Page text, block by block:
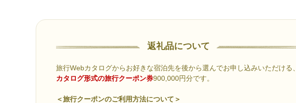
返礼品について
旅行Webカタログからお好きな宿泊先を後から選んでお申し込みいただける、
カタログ形式の旅行クーポン券900,000円分です。
＜旅行クーポンのご利用方法について＞